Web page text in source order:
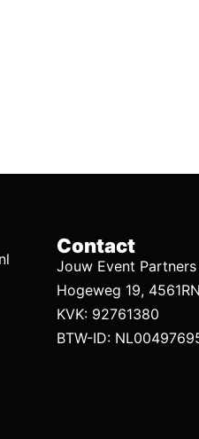
Contact
Jouw Event Partners
Hogeweg 19,
KVK: 92761380
BTW-ID: